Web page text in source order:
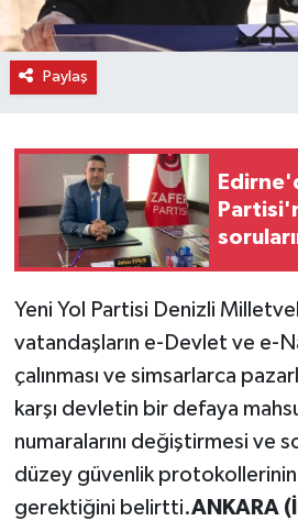
Paylaş
Yeni Yol Partisi Denizli
vatandaşların e-Devlet ve e-
çalınması ve simsarlarca
karşı devletin bir defaya
numaralarını değiştirmesi ve
düzey güvenlik
gerektiğini belirtti.ANKARA